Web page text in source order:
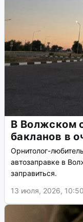
В Волжском
бакланов в
Орнитолог-
автозаправке в
заправиться.
13 июля, 2026, 10:50